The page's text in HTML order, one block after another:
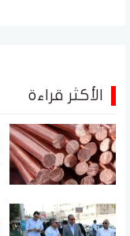
الأكثر قراءة